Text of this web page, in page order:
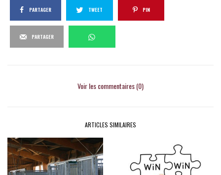
PARTAGER TWEET PIN
PARTAGER
Voir les commentaires (0)
ARTICLES SIMILAIRES